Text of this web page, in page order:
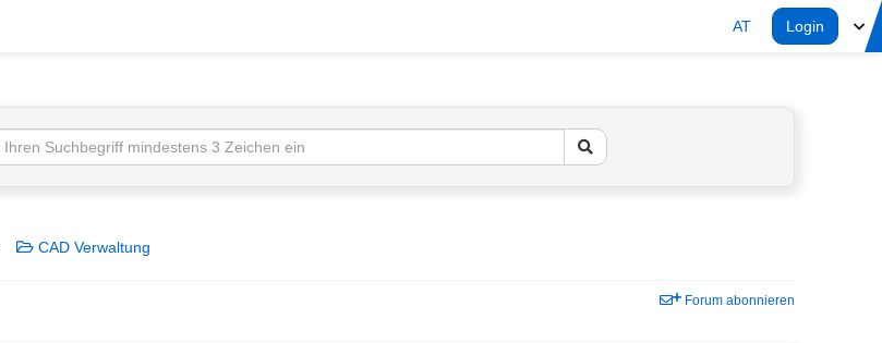
AT Login
CAD Verwaltung
Forum abonnieren